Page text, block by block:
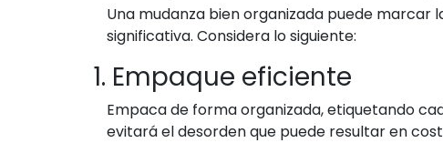
Una mudanza bien organizada puede
significativa. Considera lo siguiente:
1. Empaque eficiente
Empaca de forma organizada, etiquetando
evitará el desorden que puede resultar en